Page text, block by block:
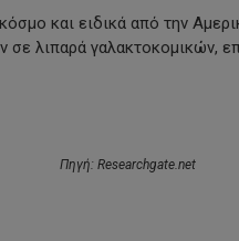
και ειδικά από την
λιπαρά γαλακτοκομικών,
Πηγή: Researchgate.net